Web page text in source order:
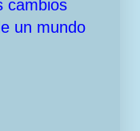
cambios
un mundo